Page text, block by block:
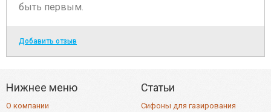
быть первым.
Добавить отзыв
Нижнее меню
О компании
Статьи
Сифоны для газирования